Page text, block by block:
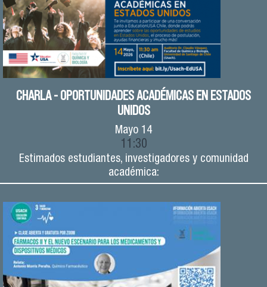
CHARLA - OPORTUNIDADES ACADÉMICAS EN ESTADOS
UNIDOS
Mayo 14
11:30
Estimados estudiantes, investigadores y comunidad
académica: